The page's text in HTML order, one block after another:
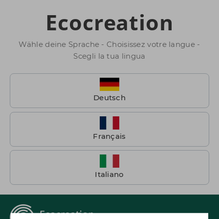
Ecocreation
Wähle deine Sprache - Choisissez votre langue -
Scegli la tua lingua
Deutsch
Français
Italiano